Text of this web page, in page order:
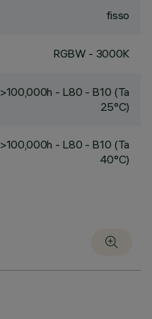
fisso
RGBW - 3000K
>100,000h - L80 - B10 (Ta
25°C)
>100,000h - L80 - B10 (Ta
40°C)